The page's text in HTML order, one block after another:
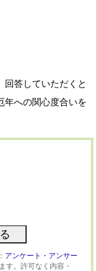
回答していただくと
年への関心度合いを
アンケート・アンサー
す。許可なく内容・